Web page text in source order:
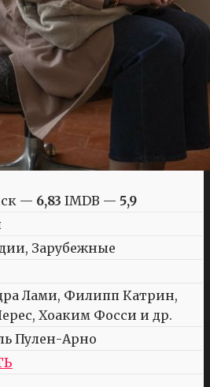
— 6,83 IMDB — 5,9
Зарубежные
Лами, Филипп Катрин,
Хоаким Фосси и др.
Пулен-Арно